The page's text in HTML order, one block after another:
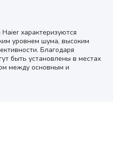
характеризуются
уровнем шума, высоким
Благодаря
быть установлены в местах
между основным и